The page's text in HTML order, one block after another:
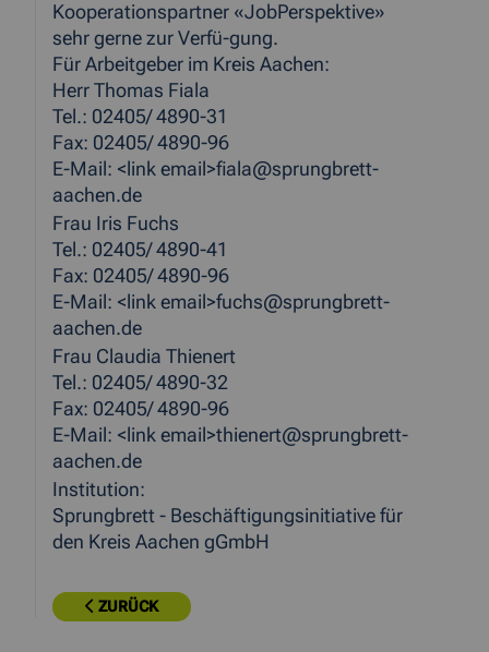
Kooperationspartner «JobPerspektive»
sehr gerne zur Verfü-gung.
Für Arbeitgeber im Kreis Aachen:
Herr Thomas Fiala
Tel.: 02405/ 4890-31
Fax: 02405/ 4890-96
E-Mail: <link email>fiala@sprungbrett-
aachen.de
Frau Iris Fuchs
Tel.: 02405/ 4890-41
Fax: 02405/ 4890-96
E-Mail: <link email>fuchs@sprungbrett-
aachen.de
Frau Claudia Thienert
Tel.: 02405/ 4890-32
Fax: 02405/ 4890-96
E-Mail: <link email>thienert@sprungbrett-
aachen.de
Institution:
Sprungbrett - Beschäftigungsinitiative für
den Kreis Aachen gGmbH
ZURÜCK